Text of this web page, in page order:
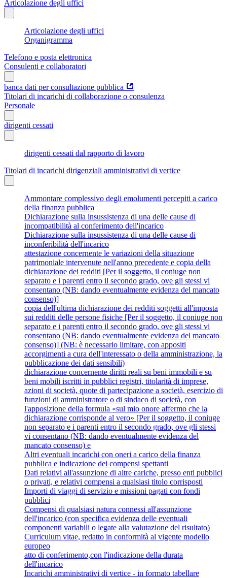
Articolazione degli uffici
Articolazione degli uffici
Organigramma
Telefono e posta elettronica
Consulenti e collaboratori
banca dati per consultazione pubblica
Titolari di incarichi di collaborazione o consulenza
Personale
dirigenti cessati
dirigenti cessati dal rapporto di lavoro
Titolari di incarichi dirigenziali amministrativi di vertice
Ammontare complessivo degli emolumenti percepiti a carico
della finanza pubblica
Dichiarazione sulla insussistenza di una delle cause di
incompatibilità al conferimento dell'incarico
Dichiarazione sulla insussistenza di una delle cause di
inconferibilità dell'incarico
attestazione concernente le variazioni della situazione
patrimoniale intervenute nell'anno precedente e copia della
dichiarazione dei redditi [Per il soggetto, il coniuge non
separato e i parenti entro il secondo grado, ove gli stessi vi
consentano (NB: dando eventualmente evidenza del mancato
consenso)]
copia dell'ultima dichiarazione dei redditi soggetti all'imposta
sui redditi delle persone fisiche [Per il soggetto, il coniuge non
separato e i parenti entro il secondo grado, ove gli stessi vi
consentano (NB: dando eventualmente evidenza del mancato
consenso)] (NB: è necessario limitare, con appositi
accorgimenti a cura dell'interessato o della amministrazione, la
pubblicazione dei dati sensibili)
dichiarazione concernente diritti reali su beni immobili e su
beni mobili iscritti in pubblici registri, titolarità di imprese,
azioni di società, quote di partecipazione a società, esercizio di
funzioni di amministratore o di sindaco di società, con
l'apposizione della formula «sul mio onore affermo che la
dichiarazione corrisponde al vero» [Per il soggetto, il coniuge
non separato e i parenti entro il secondo grado, ove gli stessi
vi consentano (NB: dando eventualmente evidenza del
mancato consenso) e
Altri eventuali incarichi con oneri a carico della finanza
pubblica e indicazione dei compensi spettanti
Dati relativi all'assunzione di altre cariche, presso enti pubblici
o privati, e relativi compensi a qualsiasi titolo corrisposti
Importi di viaggi di servizio e missioni pagati con fondi
pubblici
Compensi di qualsiasi natura connessi all'assunzione
dell'incarico (con specifica evidenza delle eventuali
componenti variabili o legate alla valutazione del risultato)
Curriculum vitae, redatto in conformità al vigente modello
europeo
atto di conferimento,con l'indicazione della durata
dell'incarico
Incarichi amministrativi di vertice - in formato tabellare